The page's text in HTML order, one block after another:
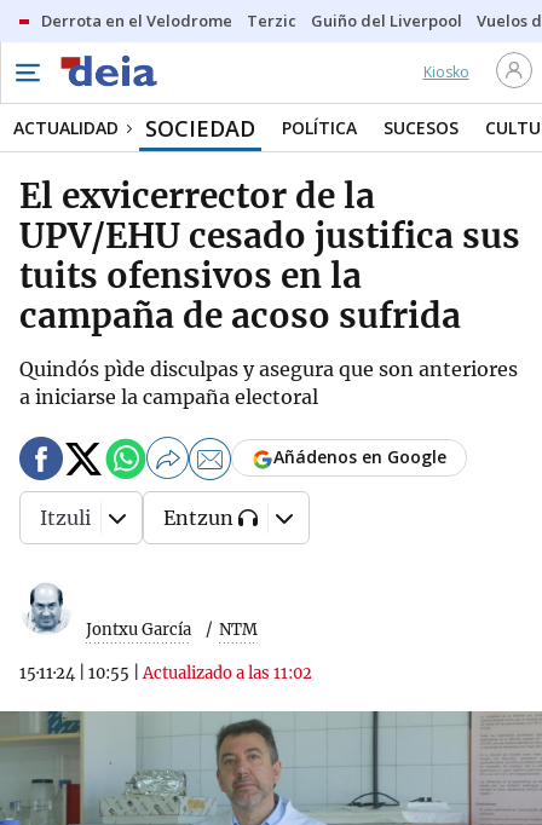
Derrota en el Velodrome Terzic Guiño del Liverpool Vuelos
Kiosko
ACTUALIDAD SOCIEDAD POLÍTICA SUCESOS
El exvicerrector de la
UPV/EHU cesado justifica sus
tuits ofensivos en la
campaña de acoso sufrida
Quindós pìde disculpas y asegura que son anteriores
a iniciarse la campaña electoral
Jontxu García NTM
15·11·24 10:55 |Actualizado a las 11:02
Añádenos en Google
Itzuli Entzun